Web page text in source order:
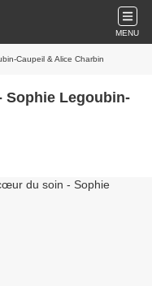
MENU
Caupeil & Alice Charbin
Sophie Legoubin-